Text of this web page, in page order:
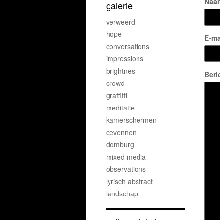
E-
galerie
verweerd
hope
conversations
impressions
brightnes
crowd
graffitti
meditatie
kamerschermen
cevennen
domburg
mixed media
observations
lyrisch abstract
landschap